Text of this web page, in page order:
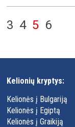
3 4 5 6
Kelionių kryptys:
Kelionės į Bulgariją
Kelionės į Egiptą
Kelionės į Graikiją